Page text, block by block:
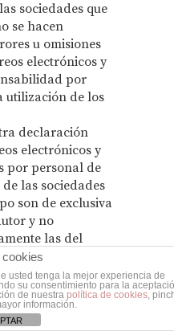
sociedades que
se hacen
u omisiones
electrónicos y
por
utilización de los
declaración
electrónicos y
por personal de
las sociedades
son de exclusiva
y no
las del
deberán ser
y firmadas por
validez legal.
usted tenga la mejor experiencia de
su consentimiento para la
de nuestra política de cookies,
información.